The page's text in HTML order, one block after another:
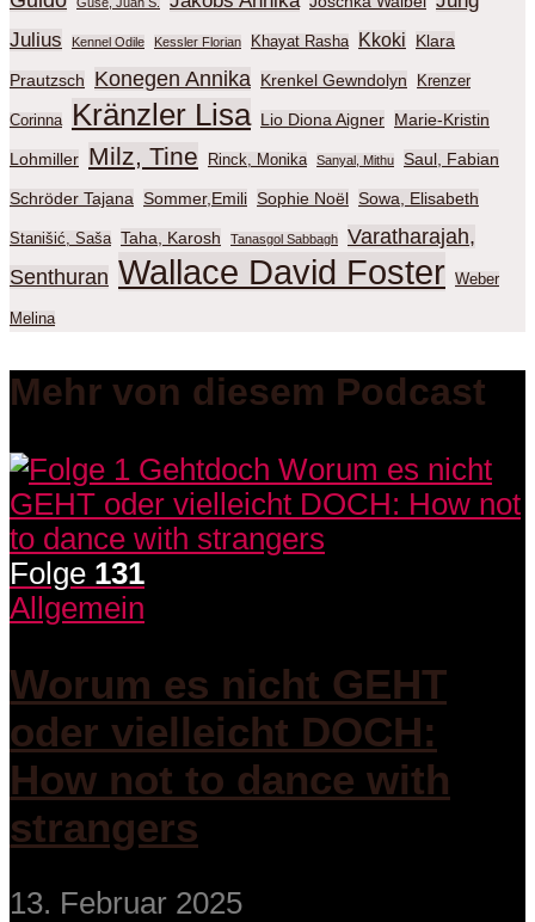
Julius
Kennel Odile Kessler Florian Khayat Rasha Kkoki Klara
Prautzsch Konegen Annika Krenkel Gewndolyn Krenzer
Corinna Kränzler Lisa Lio Diona Aigner Marie-Kristin
Lohmiller Milz, Tine Rinck, Monika Sanyal, Mithu Saul, Fabian
Schröder Tajana Sommer,Emili Sophie Noël Sowa, Elisabeth
Stanišić, Saša Taha, Karosh Tanasgol Sabbagh
Varatharajah,
Senthuran Wallace David Foster Weber
Melina
Mehr von diesem Podcast
Folge 131
Allgemein
Worum es nicht GEHT
oder vielleicht DOCH:
How not to dance with
strangers
13. Februar 2025